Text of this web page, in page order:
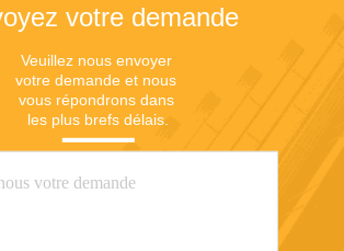
votre demande
Veuillez nous envoyer
votre demande et nous
vous répondrons dans
les plus brefs délais.